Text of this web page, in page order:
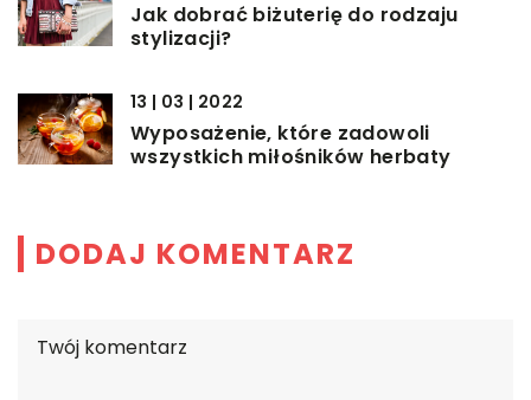
Jak dobrać biżuterię do rodzaju
stylizacji?
13 | 03 | 2022
Wyposażenie, które zadowoli
wszystkich miłośników herbaty
DODAJ KOMENTARZ